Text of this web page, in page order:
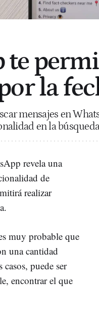
te
la
mensajes en
en la
revela una
de
realizar
muy probable que
una cantidad
casos, puede ser
encontrar el que